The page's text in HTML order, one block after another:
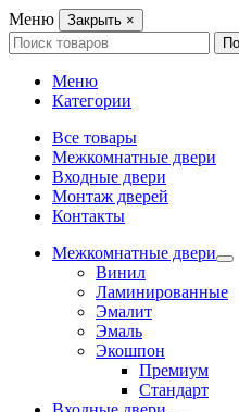
Меню Закрыть ×
Search
for:
Меню
Категории
Все товары
Межкомнатные двери
Входные двери
Монтаж дверей
Контакты
Межкомнатные двери
Винил
Ламинированные
Эмалит
Эмаль
Экошпон
Премиум
Стандарт